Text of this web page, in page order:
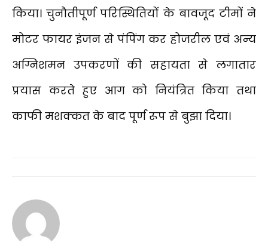
किया। चुनौतीपूर्ण परिस्थितियों के बावजूद टीमों ने
मोटर फायर इंजन से पंपिंग कर होजरील एवं अन्य
अग्निशमन उपकरणों की सहायता से लगातार
प्रयास करते हुए आग को नियंत्रित किया तथा
काफी मशक्कत के बाद पूर्ण रूप से बुझा दिया।